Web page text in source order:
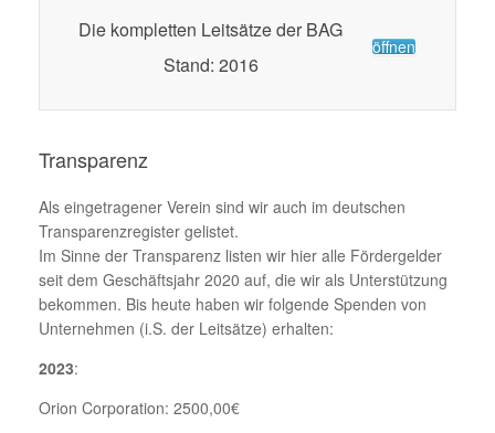
Die kompletten Leitsätze der BAG
Stand: 2016
öffnen
Transparenz
Als eingetragener Verein sind wir auch im deutschen
Transparenzregister gelistet.
Im Sinne der Transparenz listen wir hier alle Fördergelder
seit dem Geschäftsjahr 2020 auf, die wir als Unterstützung
bekommen. Bis heute haben wir folgende Spenden von
Unternehmen (i.S. der Leitsätze) erhalten:
2023:
Orion Corporation: 2500,00€